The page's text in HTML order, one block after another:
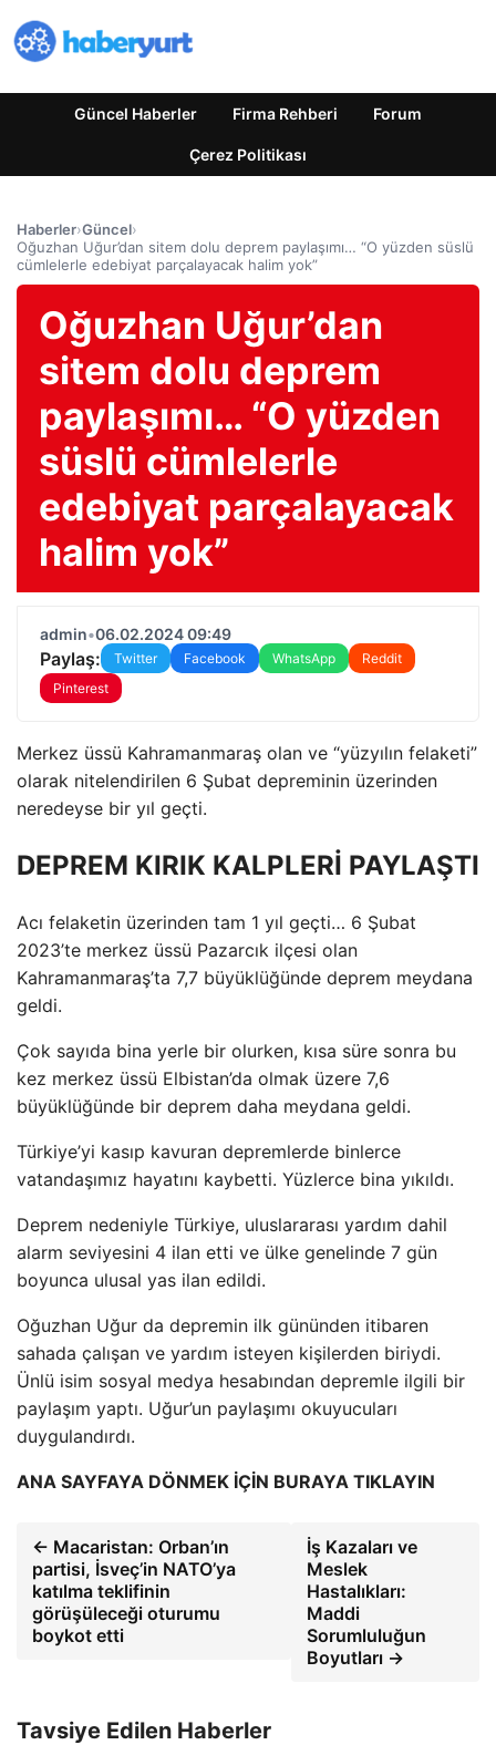
Güncel Haberler Firma Rehberi Forum
Çerez Politikası
Haberler›Güncel›
Oğuzhan Uğur’dan sitem dolu deprem paylaşımı… “O yüzden süslü
cümlelerle edebiyat parçalayacak halim yok”
Oğuzhan Uğur’dan
sitem dolu deprem
paylaşımı… “O yüzden
süslü cümlelerle
edebiyat parçalayacak
halim yok”
admin•06.02.2024 09:49
Paylaş: Twitter Facebook WhatsApp
Reddit
Pinterest
Merkez üssü Kahramanmaraş olan ve “yüzyılın felaketi”
olarak nitelendirilen 6 Şubat depreminin üzerinden
neredeyse bir yıl geçti.
DEPREM KIRIK KALPLERİ PAYLAŞTI
Acı felaketin üzerinden tam 1 yıl geçti… 6 Şubat
2023’te merkez üssü Pazarcık ilçesi olan
Kahramanmaraş’ta 7,7 büyüklüğünde deprem meydana
geldi.
Çok sayıda bina yerle bir olurken, kısa süre sonra bu
kez merkez üssü Elbistan’da olmak üzere 7,6
büyüklüğünde bir deprem daha meydana geldi.
Türkiye’yi kasıp kavuran depremlerde binlerce
vatandaşımız hayatını kaybetti. Yüzlerce bina yıkıldı.
Deprem nedeniyle Türkiye, uluslararası yardım dahil
alarm seviyesini 4 ilan etti ve ülke genelinde 7 gün
boyunca ulusal yas ilan edildi.
Oğuzhan Uğur da depremin ilk gününden itibaren
sahada çalışan ve yardım isteyen kişilerden biriydi.
Ünlü isim sosyal medya hesabından depremle ilgili bir
paylaşım yaptı. Uğur’un paylaşımı okuyucuları
duygulandırdı.
ANA SAYFAYA DÖNMEK İÇİN BURAYA TIKLAYIN
← Macaristan: Orban’ın
partisi, İsveç’in NATO’ya
katılma teklifinin
görüşüleceği oturumu
boykot etti
İş Kazaları ve
Meslek
Hastalıkları:
Maddi
Sorumluluğun
Boyutları →
Tavsiye Edilen Haberler